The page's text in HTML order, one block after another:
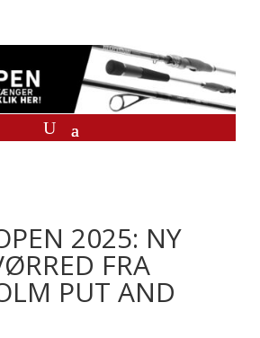
2025: NY
FRA
PUT AND